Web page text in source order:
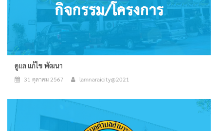
ดูแล แก้ไข พัฒนา
31 ตุลาคม 2567 lamnaraicity@2021